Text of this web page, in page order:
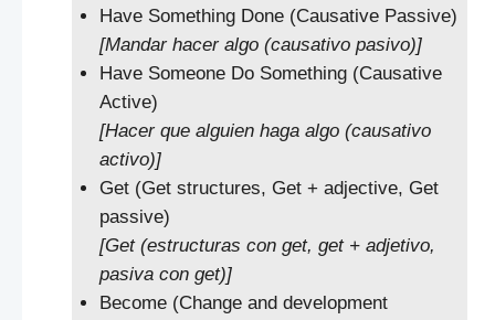
Have Something Done (Causative Passive)
[Mandar hacer algo (causativo pasivo)]
Have Someone Do Something (Causative
Active)
[Hacer que alguien haga algo (causativo
activo)]
Get (Get structures, Get + adjective, Get
passive)
[Get (estructuras con get, get + adjetivo,
pasiva con get)]
Become (Change and development